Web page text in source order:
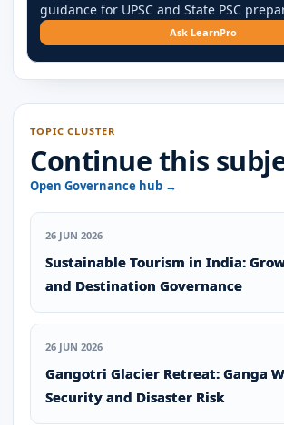
guidance for UPSC and State PSC
Ask LearnPro
TOPIC CLUSTER
Continue this
Open Governance hub →
26 JUN 2026
Sustainable Tourism in India:
and Destination Governance
26 JUN 2026
Gangotri Glacier Retreat: Ganga
Security and Disaster Risk